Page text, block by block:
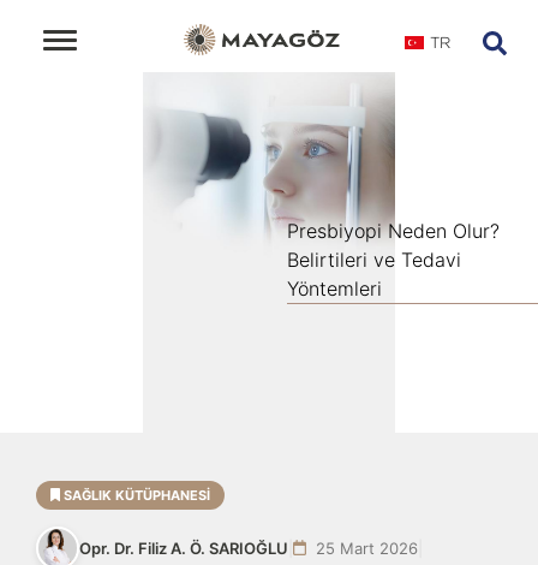
TR
Presbiyopi Neden Olur?
Belirtileri ve Tedavi
Yöntemleri
SAĞLIK KÜTÜPHANESI
Opr. Dr. Filiz A. Ö. SARIOĞLU 25 Mart 2026